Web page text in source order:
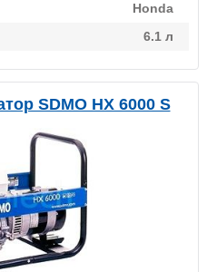
Honda
6.1 л
SDMO HX 6000 S